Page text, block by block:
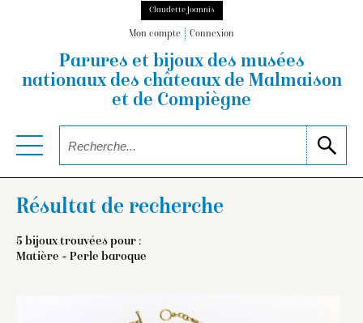
Claudette Joannis
Mon compte Connexion
Parures et bijoux des musées
nationauxdes châteaux de Malmaison
et de Compiègne
Résultat de recherche
5 bijoux trouvées pour :
Matière = Perle baroque